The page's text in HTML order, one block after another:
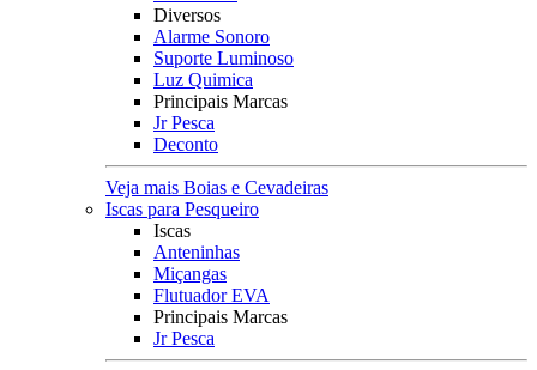
Diversos
Alarme Sonoro
Suporte Luminoso
Luz Quimica
Principais Marcas
Jr Pesca
Deconto
Veja mais Boias e Cevadeiras
Iscas para Pesqueiro
Iscas
Anteninhas
Miçangas
Flutuador EVA
Principais Marcas
Jr Pesca